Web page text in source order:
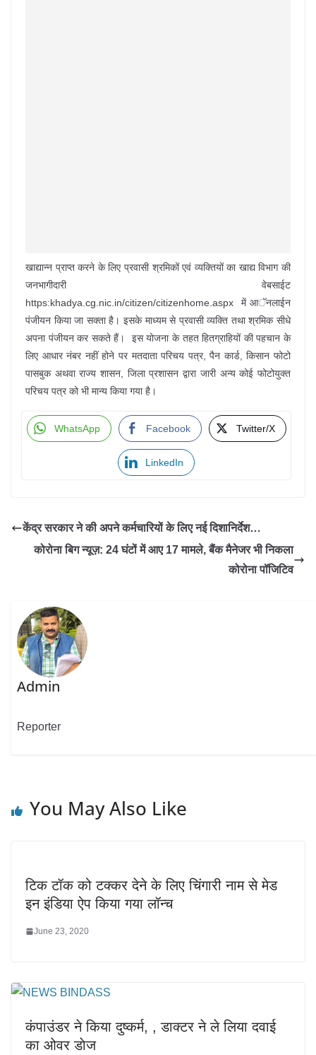
खाद्यान्न प्राप्त करने के लिए प्रवासी श्रमिकों एवं व्यक्तियों का खाद्य विभाग की
जनभागीदारी वेबसाईट
https:khadya.cg.nic.in/citizen/citizenhome.aspx में आॅनलाईन
पंजीयन किया जा सक्ता है। इसके माध्यम से प्रवासी व्यक्ति तथा श्रमिक सीधे
अपना पंजीयन कर सकते हैं। इस योजना के तहत हितग्राहियों की पहचान के
लिए आधार नंबर नहीं होने पर मतदाता परिचय पत्र, पैन कार्ड, किसान फोटो
पासबुक अथवा राज्य शासन, जिला प्रशासन द्वारा जारी अन्य कोई फोटोयुक्त
परिचय पत्र को भी मान्य किया गया है।
WhatsApp Facebook Twitter/X
LinkedIn
केंद्र सरकार ने की अपने कर्मचारियों के लिए नई दिशानिर्देश…
कोरोना बिग न्यूज़: 24 घंटों में आए 17 मामले, बैंक मैनेजर भी निकला
कोरोना पॉजिटिव
Admin
Reporter
You May Also Like
टिक टॉक को टक्कर देने के लिए चिंगारी नाम से मेड
इन इंडिया ऐप किया गया लॉन्च
June 23, 2020
कंपाउंडर ने किया दुष्कर्म, , डाक्टर ने ले लिया दवाई
का ओवर डाेज